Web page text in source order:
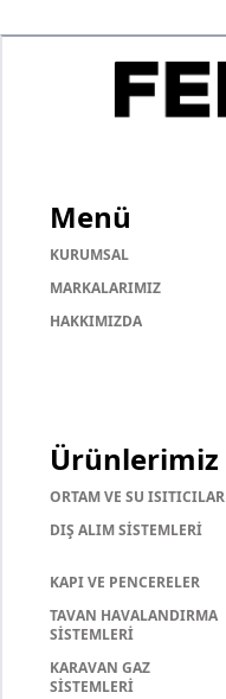
Menü
KURUMSAL
MARKALARIMIZ
HAKKIMIZDA
Ürünlerimiz
ORTAM VE SU ISITICILAR
DIŞ ALIM SİSTEMLERİ
KAPI VE PENCERELER
TAVAN HAVALANDIRMA
SİSTEMLERİ
KARAVAN GAZ
SİSTEMLERİ